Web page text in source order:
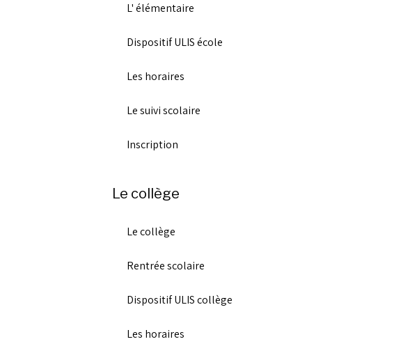
L' élémentaire
Dispositif ULIS école
Les horaires
Le suivi scolaire
Inscription
Le collège
Le collège
Rentrée scolaire
Dispositif ULIS collège
Les horaires